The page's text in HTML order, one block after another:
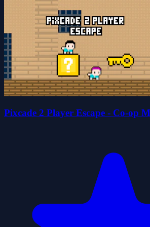
Pixcade 2 Player Escape - Co-op